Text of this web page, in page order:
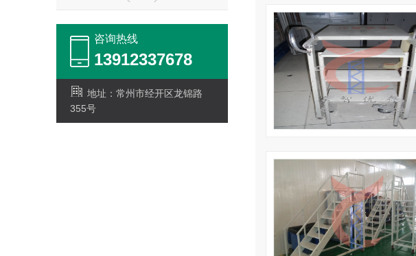
咨询热线
13912337678
地址：常州市经开区龙锦路
355号